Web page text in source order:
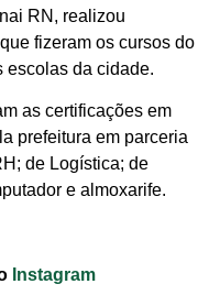
RN, realizou
fizeram os cursos do
escolas da cidade.
as certificações em
prefeitura em parceria
de Logística; de
e almoxarife.
Instagram